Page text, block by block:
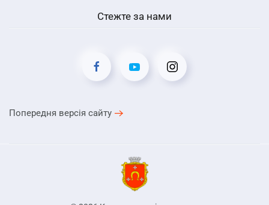
Стежте за нами
Попередня версія сайту